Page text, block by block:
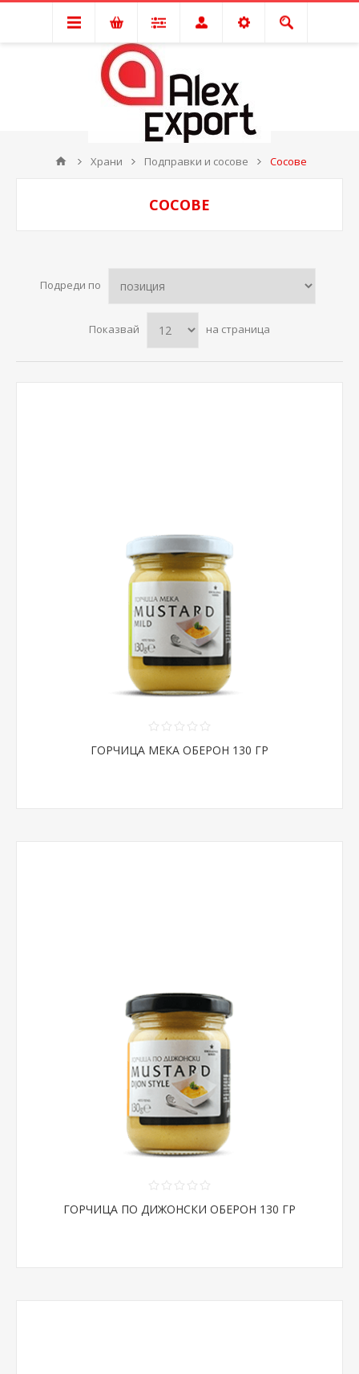
Храни Подправки и сосове Сосове
СОСОВЕ
Подреди по
Показвай на страница
ГОРЧИЦА МЕКА ОБЕРОН 130 ГР
ГОРЧИЦА ПО ДИЖОНСКИ ОБЕРОН 130 ГР